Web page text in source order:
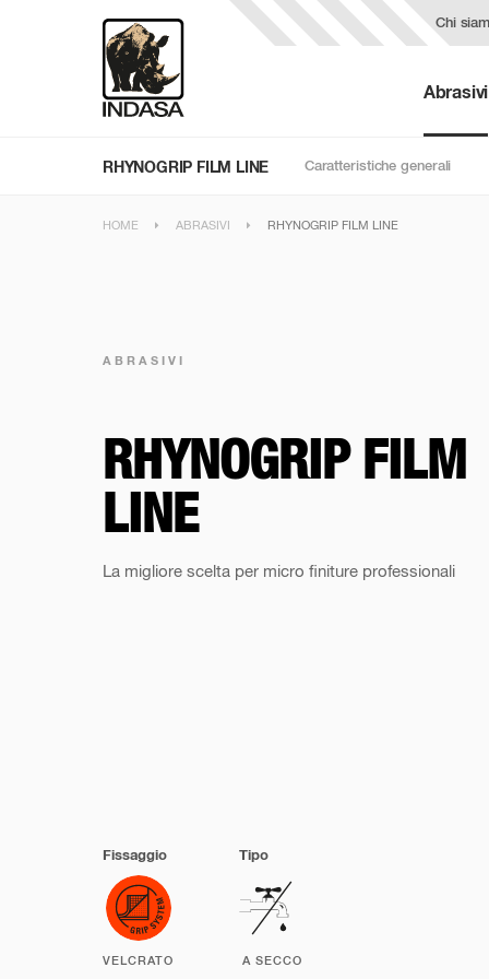
Chi
Abrasivi
RHYNOGRIP FILM LINE Caratteristiche generali
HOME ABRASIVI RHYNOGRIP FILM LINE
ABRASIVI
RHYNOGRIP FILM
LINE
La migliore scelta per micro finiture professionali
Fissaggio
VELCRATO
Tipo
A SECCO